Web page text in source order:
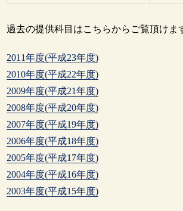
過去の提供科目はこちらからご覧頂けま
2011年度(平成23年度)
2010年度(平成22年度)
2009年度(平成21年度)
2008年度(平成20年度)
2007年度(平成19年度)
2006年度(平成18年度)
2005年度(平成17年度)
2004年度(平成16年度)
2003年度(平成15年度)